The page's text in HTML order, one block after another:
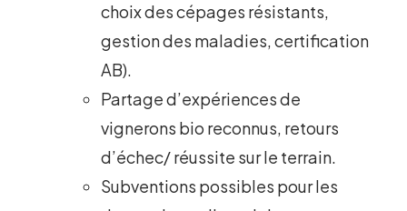
choix des cépages résistants,
gestion des maladies, certification
AB).
Partage d’expériences de
vignerons bio reconnus, retours
d’échec/ réussite sur le terrain.
Subventions possibles pour les